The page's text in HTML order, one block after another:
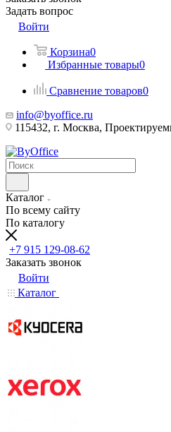
Задать вопрос
Войти
Корзина0
Избранные товары0
Сравнение товаров0
info@byoffice.ru
115432, г. Москва,
Каталог
По всему сайту
По каталогу
+7 915 129-08-62
Заказать звонок
Войти
Каталог